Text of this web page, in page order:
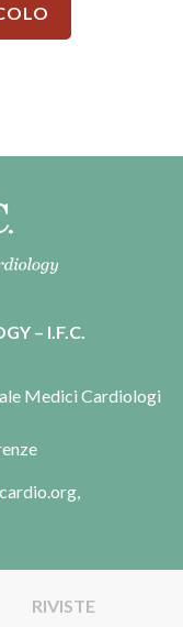
– I.F.C.
Medici Cardiologi
RIVISTE